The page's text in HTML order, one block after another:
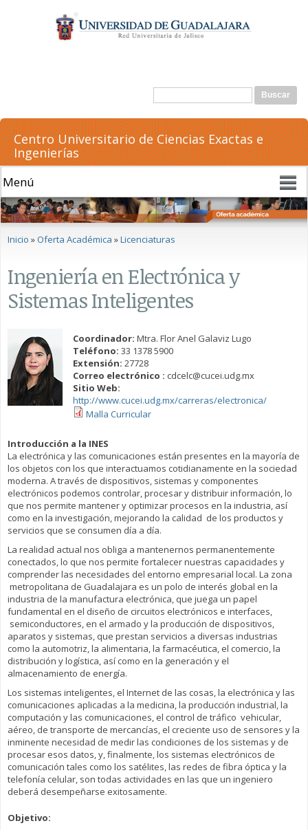
contenido
principal
Formulario de búsqueda
Buscar
Centro Universitario de Ciencias Exactas e
Ingenierías
Se encuentra usted aquí
Inicio »Oferta Académica »Licenciaturas
Ingeniería en Electrónica y
Sistemas Inteligentes
Coordinador: Mtra. Flor Anel Galaviz Lugo
Teléfono: 33 1378 5900
Extensión: 27728
Correo electrónico : cdcelc@cucei.udg.mx
Sitio Web:
http://www.cucei.udg.mx/carreras/electronica/
Malla Curricular
Introducción a la INES
La electrónica y las comunicaciones están presentes en la mayoría de
los objetos con los que interactuamos cotidianamente en la sociedad
moderna. A través de dispositivos, sistemas y componentes
electrónicos podemos controlar, procesar y distribuir información, lo
que nos permite mantener y optimizar procesos en la industria, así
como en la investigación, mejorando la calidad de los productos y
servicios que se consumen día a día.
La realidad actual nos obliga a mantenernos permanentemente
conectados, lo que nos permite fortalecer nuestras capacidades y
comprender las necesidades del entorno empresarial local. La zona
metropolitana de Guadalajara es un polo de interés global en la
industria de la manufactura electrónica, que juega un papel
fundamental en el diseño de circuitos electrónicos e interfaces,
semiconductores, en el armado y la producción de dispositivos,
aparatos y sistemas, que prestan servicios a diversas industrias
como la automotriz, la alimentaria, la farmacéutica, el comercio, la
distribución y logística, así como en la generación y el
almacenamiento de energía.
Los sistemas inteligentes, el Internet de las cosas, la electrónica y las
comunicaciones aplicadas a la medicina, la producción industrial, la
computación y las comunicaciones, el control de tráfico vehicular,
aéreo, de transporte de mercancías, el creciente uso de sensores y la
inminente necesidad de medir las condiciones de los sistemas y de
procesar esos datos, y, finalmente, los sistemas electrónicos de
comunicación tales como los satélites, las redes de fibra óptica y la
telefonía celular, son todas actividades en las que un ingeniero
deberá desempeñarse exitosamente.
Objetivo: